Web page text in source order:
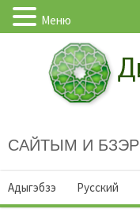
САЙТЫМ И БЗЭР
Адыгэбзэ Русский
Меню